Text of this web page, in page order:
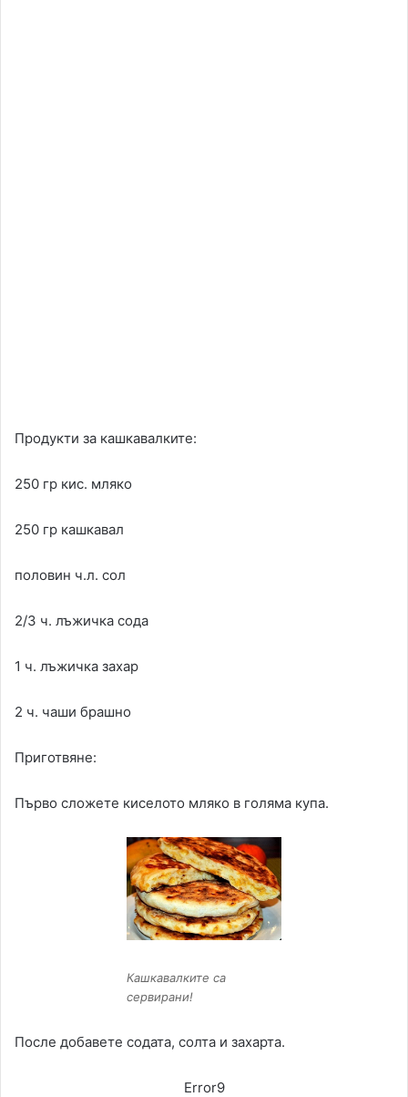
Продукти за кашкавалките:
250 гр кис. мляко
250 гр кашкавал
половин ч.л. сол
2/3 ч. лъжичка сода
1 ч. лъжичка захар
2 ч. чаши брашно
Приготвяне:
Първо сложете киселото мляко в голяма купа.
Кашкавалките са
сервирани!
После добавете содата, солта и захарта.
Error9